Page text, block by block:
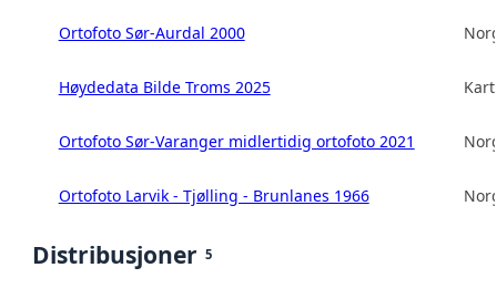
Ortofoto Sør-Aurdal 2000
Høydedata Bilde Troms 2025
Ortofoto Sør-Varanger midlertidig ortofoto 2021
Ortofoto Larvik - Tjølling - Brunlanes 1966
Distribusjoner 5